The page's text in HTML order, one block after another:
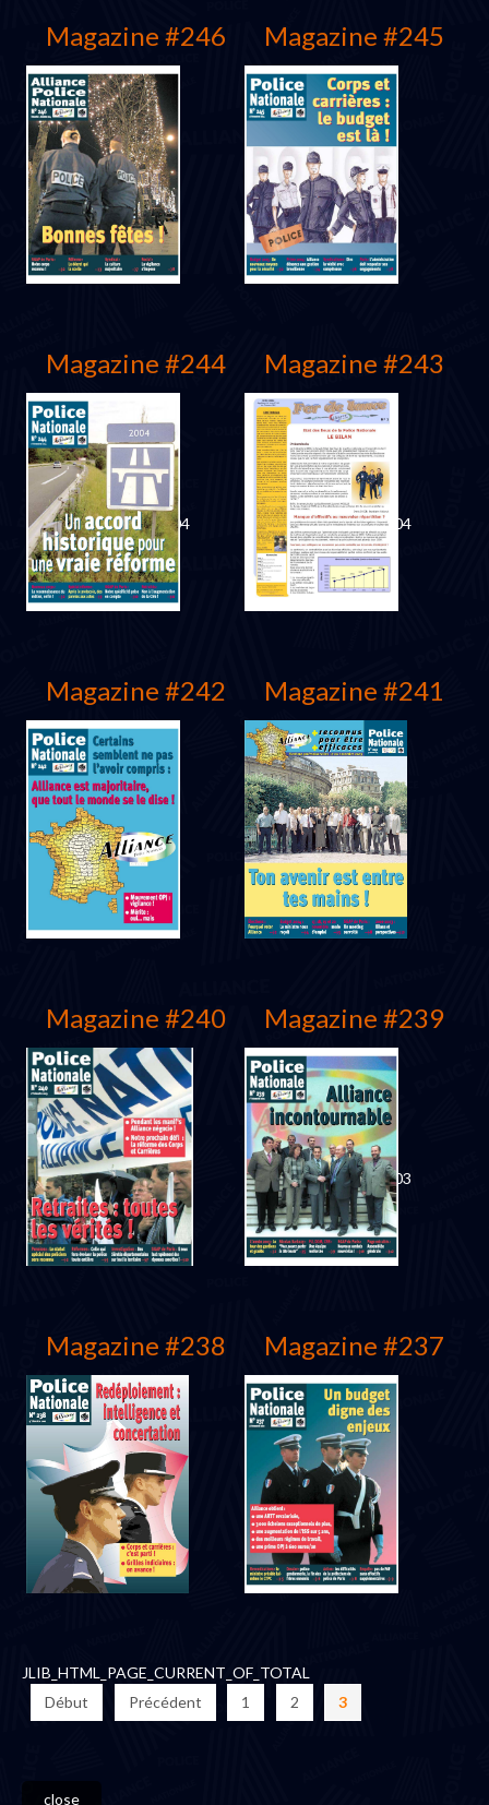
Juin 2005 Février 2005
Magazine #246
Décembre 2004
Magazine #245
Septembre 2004
Magazine #244
Mars 2004
Magazine #243
Décembre 2003
Magazine #242
Décembre 2003
Magazine #241
Septembre 2003
Magazine #240
Mars 2003
Magazine #239
Janvier 2003
Magazine #238 Magazine #237
JLIB_HTML_PAGE_CURRENT_OF_TOTAL
Début
Précédent 1 2 3
close